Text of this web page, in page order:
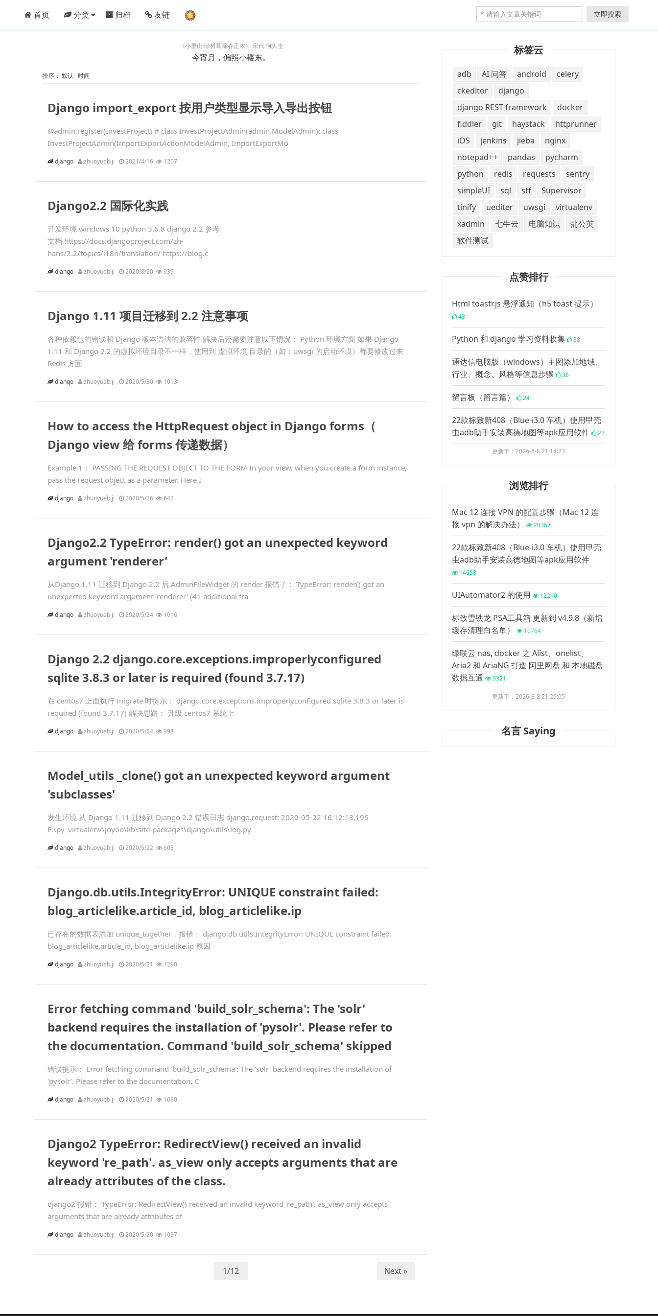
首页 分类 归档 友链 立即搜索
《小重山·绿树莺啼春正浓》 宋代·何大圭
今宵月，偏照小楼东。
排序： 默认 时间
Django import_export 按用户类型显示导入导出按钮
@admin.register(InvestProject) # class InvestProjectAdmin(admin.ModelAdmin): class
InvestProjectAdmin(ImportExportActionModelAdmin, ImportExportMo
django zhuoyuebiji 2021/4/16 1207
Django2.2 国际化实践
开发环境 windows 10 python 3.6.8 django 2.2 参考
文档 https://docs.djangoproject.com/zh-
hans/2.2/topics/i18n/translation/ https://blog.c
django zhuoyuebiji 2020/8/20 939
Django 1.11 项目迁移到 2.2 注意事项
各种依赖包的错误和 Django 版本语法的兼容性 解决后还需要注意以下情况： Python 环境方面 如果 Django
1.11 和 Django 2.2 的虚拟环境目录不一样，使用到 虚拟环境 目录的（如：uwsgi 的启动环境）都要修改过来
Redis 方面
django zhuoyuebiji 2020/5/30 1013
How to access the HttpRequest object in Django forms（
Django view 给 forms 传递数据）
Example 1： PASSING THE REQUEST OBJECT TO THE FORM In your view, when you create a form instance,
pass the request object as a parameter. Here I
django zhuoyuebiji 2020/5/26 642
Django2.2 TypeError: render() got an unexpected keyword
argument 'renderer'
从Django 1.11 迁移到 Django 2.2 后 AdminFileWidget 的 render 报错了： TypeError: render() got an
unexpected keyword argument 'renderer' (41 additional fra
django zhuoyuebiji 2020/5/24 1016
Django 2.2 django.core.exceptions.improperlyconfigured
sqlite 3.8.3 or later is required (found 3.7.17)
在 centos7 上面执行 migrate 时提示： django.core.exceptions.improperlyconfigured sqlite 3.8.3 or later is
required (found 3.7.17) 解决思路： 升级 centos7 系统上
django zhuoyuebiji 2020/5/24 998
Model_utils _clone() got an unexpected keyword argument
'subclasses'
发生环境 从 Django 1.11 迁移到 Django 2.2 错误日志 django.request: 2020-05-22 16:12:18,196
E:\py_virtualenv\joyoo\lib\site-packages\django\utils\log.py
django zhuoyuebiji 2020/5/22 605
Django.db.utils.IntegrityError: UNIQUE constraint failed:
blog_articlelike.article_id, blog_articlelike.ip
已存在的数据表添加 unique_together，报错： django.db.utils.IntegrityError: UNIQUE constraint failed:
blog_articlelike.article_id, blog_articlelike.ip 原因
django zhuoyuebiji 2020/5/21 1290
Error fetching command 'build_solr_schema': The 'solr'
backend requires the installation of 'pysolr'. Please refer to
the documentation. Command 'build_solr_schema' skipped
错误提示： Error fetching command 'build_solr_schema': The 'solr' backend requires the installation of
'pysolr'. Please refer to the documentation. C
django zhuoyuebiji 2020/5/21 1680
Django2 TypeError: RedirectView() received an invalid
keyword 're_path'. as_view only accepts arguments that are
already attributes of the class.
django2 报错： TypeError: RedirectView() received an invalid keyword 're_path'. as_view only accepts
arguments that are already attributes of
django zhuoyuebiji 2020/5/20 1097
Next »
标签云
adb AI 问答 android
celery
ckeditor
django
django REST framework
docker
fiddler
git haystack
httprunner
iOS
jenkins jieba
nginx
notepad++
pandas
pycharm
python
redis requests
sentry
simpleUI
sql stf
Supervisor
tinify
uediter uwsgi
virtualenv
xadmin
七牛云 电脑知识
蒲公英
软件测试
点赞排行
Html toastr.js 悬浮通知（h5 toast 提示）
43
Python 和 django 学习资料收集 38
通达信电脑版（windows）主图添加地域、
行业、概念、风格等信息步骤
36
留言板（留言篇） 24
22款标致新408（Blue-i3.0 车机）使用甲壳
虫adb助手安装高德地图等apk应用软件
22
更新于：2026-8-8 21:14:23
浏览排行
Mac 12 连接 VPN 的配置步骤（Mac 12 连
接 vpn 的解决办法）
20367
22款标致新408（Blue-i3.0 车机）使用甲壳
虫adb助手安装高德地图等apk应用软件
14658
UIAutomator2 的使用 12210
标致雪铁龙 PSA工具箱 更新到 v4.9.8（新增
缓存清理白名单）
10764
绿联云 nas, docker 之 Alist、onelist、
Aria2 和 AriaNG 打造 阿里网盘 和 本地磁盘
数据互通
9321
更新于：2026-8-8 21:29:05
名言 Saying